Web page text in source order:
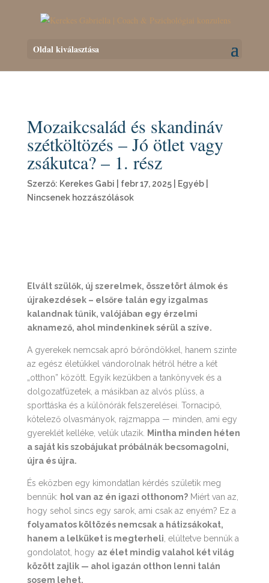
Oldal kiválasztása
Mozaikcsalád és skandináv
szétköltözés – Jó ötlet vagy
zsákutca? – 1. rész
Szerző: Kerekes Gabi febr 17, 2025| Egyéb|
Nincsenek hozzászólások
Elvált szülők, új szerelmek, összetört álmok és
újrakezdések – elsőre talán egy izgalmas
kalandnak tűnik, valójában egy érzelmi
aknamező, ahol mindenkinek sérül a szíve.
A gyerekek nemcsak apró bőröndökkel, hanem szinte
az egész életükkel vándorolnak hétről hétre a két
„otthon” között. Egyik kezükben a tankönyvek és a
dolgozatfüzetek, a másikban az alvós plüss, a
sporttáska és a különórák felszerelései. Tornacipő,
kötelező olvasmányok, rajzmappa — minden, ami egy
gyereklét kelléke, velük utazik.
Mintha minden héten
a saját kis szobájukat próbálnák becsomagolni,
újra és újra.
És eközben egy kimondatlan kérdés születik meg
bennük: hol van az én igazi otthonom?Miért van az,
hogy sehol sincs egy sarok, ami csak az enyém? Ez a
folyamatos költözés nemcsak a hátizsákokat,
hanem a lelküket is megterheli , elültetve bennük a
gondolatot, hogy az élet mindig valahol két világ
között zajlik — ahol igazán otthon lenni talán
sosem lehet.